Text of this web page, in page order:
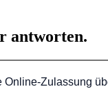
antworten.
Online-Zulassung